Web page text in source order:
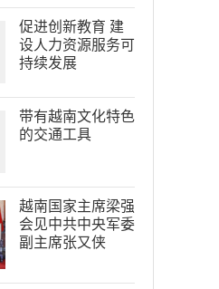
促进创新教育 建
设人力资源服务可
持续发展
带有越南文化特色
的交通工具
越南国家主席梁强
会见中共中央军委
副主席张又侠